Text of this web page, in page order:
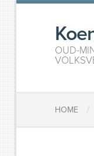
OUD-
HOME /